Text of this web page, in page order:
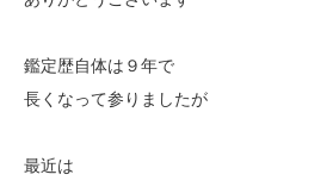
鑑定歴自体は９年で
長くなって参りましたが
最近は